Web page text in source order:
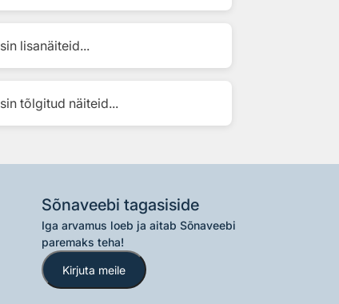
lisanäiteid...
tõlgitud näiteid...
Sõnaveebi tagasiside
Iga arvamus loeb ja aitab Sõnaveebi
paremaks teha!
Kirjuta meile